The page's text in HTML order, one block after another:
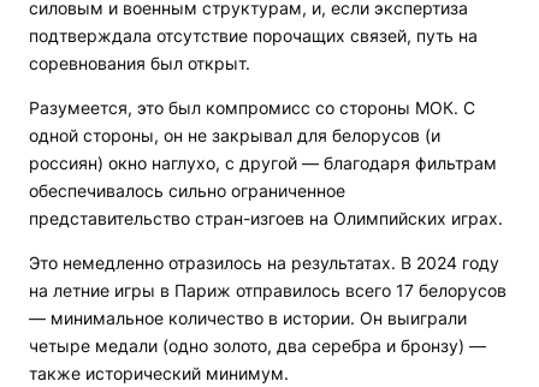
силовым и военным структурам, и, если экспертиза
подтверждала отсутствие порочащих связей, путь на
соревнования был открыт.
Разумеется, это был компромисс со стороны МОК. С
одной стороны, он не закрывал для белорусов (и
россиян) окно наглухо, с другой — благодаря фильтрам
обеспечивалось сильно ограниченное
представительство стран-изгоев на Олимпийских играх.
Это немедленно отразилось на результатах. В 2024 году
на летние игры в Париж отправилось всего 17 белорусов
— минимальное количество в истории. Он выиграли
четыре медали (одно золото, два серебра и бронзу) —
также исторический минимум.